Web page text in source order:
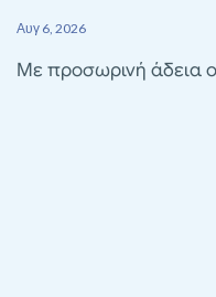
Αυγ 6, 2026
Με προσωρινή άδεια